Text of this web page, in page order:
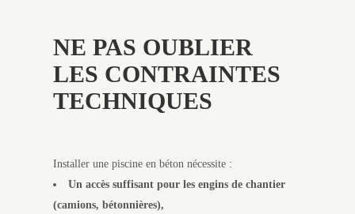
NE PAS OUBLIER
LES CONTRAINTES
TECHNIQUES
Installer une piscine en béton nécessite :
Un accès suffisant pour les engins de chantier
(camions, bétonnières),